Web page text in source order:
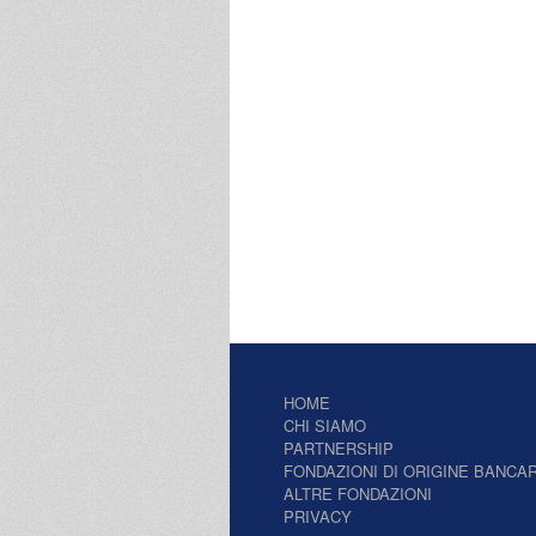
HOME
CHI SIAMO
PARTNERSHIP
FONDAZIONI DI ORIGINE
ALTRE FONDAZIONI
PRIVACY